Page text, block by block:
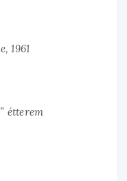
1961
étterem